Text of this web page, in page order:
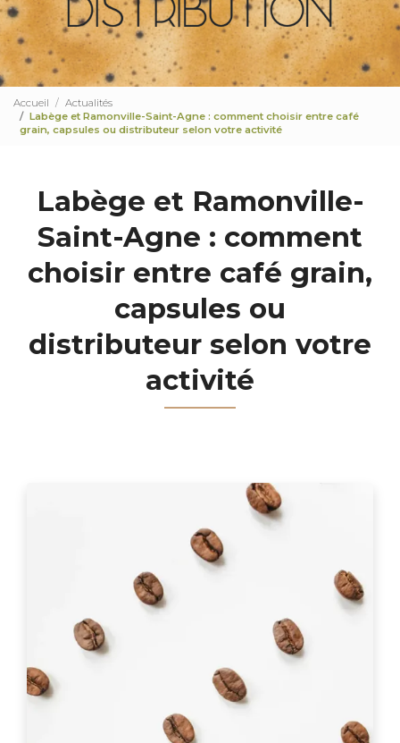
Accueil
Actualités
Labège et Ramonville-Saint-Agne : comment choisir entre café
grain, capsules ou distributeur selon votre activité
Labège et Ramonville-
Saint-Agne : comment
choisir entre café grain,
capsules ou
distributeur selon votre
activité